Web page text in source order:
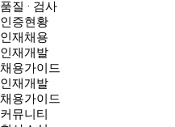
품질 · 검사
인증현황
인재채용
인재개발
채용가이드
인재개발
채용가이드
커뮤니티